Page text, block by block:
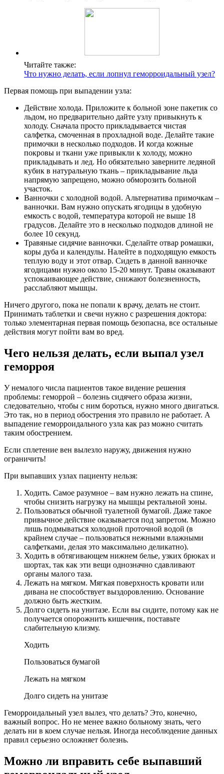
Читайте также:
Что нужно делать, если лопнул геморроидальный узел?
Первая помощь при выпадении узла:
Действие холода. Приложите к больной зоне пакетик со
льдом, но предварительно дайте узлу привыкнуть к
холоду. Сначала просто прикладывается чистая
салфетка, смоченная в прохладной воде. Делайте такие
примочки в несколько подходов. И когда кожные
покровы и ткани уже привыкли к холоду, можно
прикладывать и лед. Но обязательно заверните ледяной
кубик в натуральную ткань – прикладывание льда
напрямую запрещено, можно обморозить больной
участок.
Ванночки с холодной водой. Альтернатива примочкам –
ванночки. Вам нужно опускать ягодицы в удобную
емкость с водой, температура которой не выше 18
градусов. Делайте это в несколько подходов длиной не
более 10 секунд.
Травяные сидячие ванночки. Сделайте отвар ромашки,
коры дуба и календулы. Налейте в подходящую емкость
теплую воду и этот отвар. Сидеть в данной ванночке
ягодицами нужно около 15-20 минут. Травы оказывают
успокаивающее действие, снижают болезненность,
расслабляют мышцы.
Ничего другого, пока не попали к врачу, делать не стоит.
Принимать таблетки и свечи нужно с разрешения доктора:
только элементарная первая помощь безопасна, все остальные
действия могут пойти вам во вред.
Чего нельзя делать, если выпал узел
геморроя
У немалого числа пациентов такое видение решения
проблемы: геморрой – болезнь сидячего образа жизни,
следовательно, чтобы с ним бороться, нужно много двигаться.
Это так, но в период обострения это правило не работает. А
выпадение геморроидального узла как раз можно считать
таким обострением.
Если сплетение вен вылезло наружу, движения нужно
ограничить!
При выпавших узлах пациенту нельзя:
Ходить. Самое разумное – вам нужно лежать на спине,
чтобы снизить нагрузку на мышцы ректальной зоны.
Пользоваться обычной туалетной бумагой. Даже такое
привычное действие оказывается под запретом. Можно
лишь подмываться холодной проточной водой (в
крайнем случае – пользоваться нежными влажными
салфетками, делая это максимально деликатно).
Ходить в обтягивающем нижнем белье, узких брюках и
шортах, так как эти вещи однозначно сдавливают
органы малого таза.
Лежать на мягком. Мягкая поверхность кровати или
дивана не способствует выздоровлению. Основание
должно быть жестким.
Долго сидеть на унитазе. Если вы сидите, потому как не
получается опорожнить кишечник, поставьте
слабительную клизму.
Ходить
Пользоваться бумагой
Лежать на мягком
Долго сидеть на унитазе
Геморроидальный узел вылез, что делать? Это, конечно,
важный вопрос. Но не менее важно больному знать, чего
делать ни в коем случае нельзя. Иногда несоблюдение данных
правил серьезно осложняет болезнь.
Можно ли вправить себе выпавший